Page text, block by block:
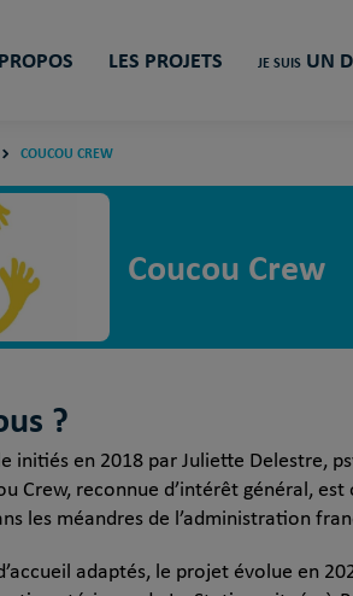
LES PROJETS JE SUIS UN
COUCOU CREW
Coucou Crew
?
initiés en 2018 par Juliette Delestre,
Crew, reconnue d’intérêt général,
les méandres de l’administration
adaptés, le projet évolue en